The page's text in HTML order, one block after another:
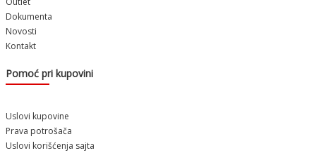
Dokumenta
Novosti
Kontakt
Pomoć pri kupovini
Uslovi kupovine
Prava potrošača
Uslovi korišćenja sajta